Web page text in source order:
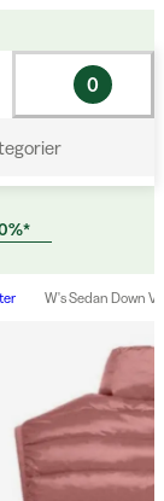
0
W's Sedan Down